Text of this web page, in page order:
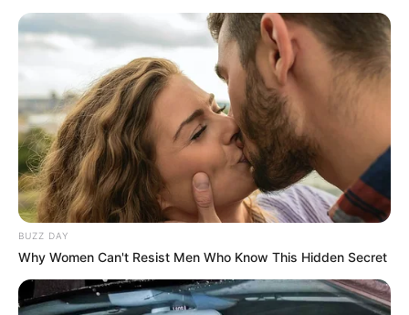
BUZZ DAY
Why Women Can't Resist Men Who Know This Hidden Secret